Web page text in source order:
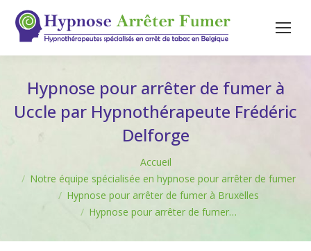
Hypnose pour arrêter de fumer à
Uccle par Hypnothérapeute Frédéric
Delforge
Accueil
Notre équipe spécialisée en hypnose pour arrêter de fumer
Hypnose pour arrêter de fumer à Bruxelles
Hypnose pour arrêter de fumer…